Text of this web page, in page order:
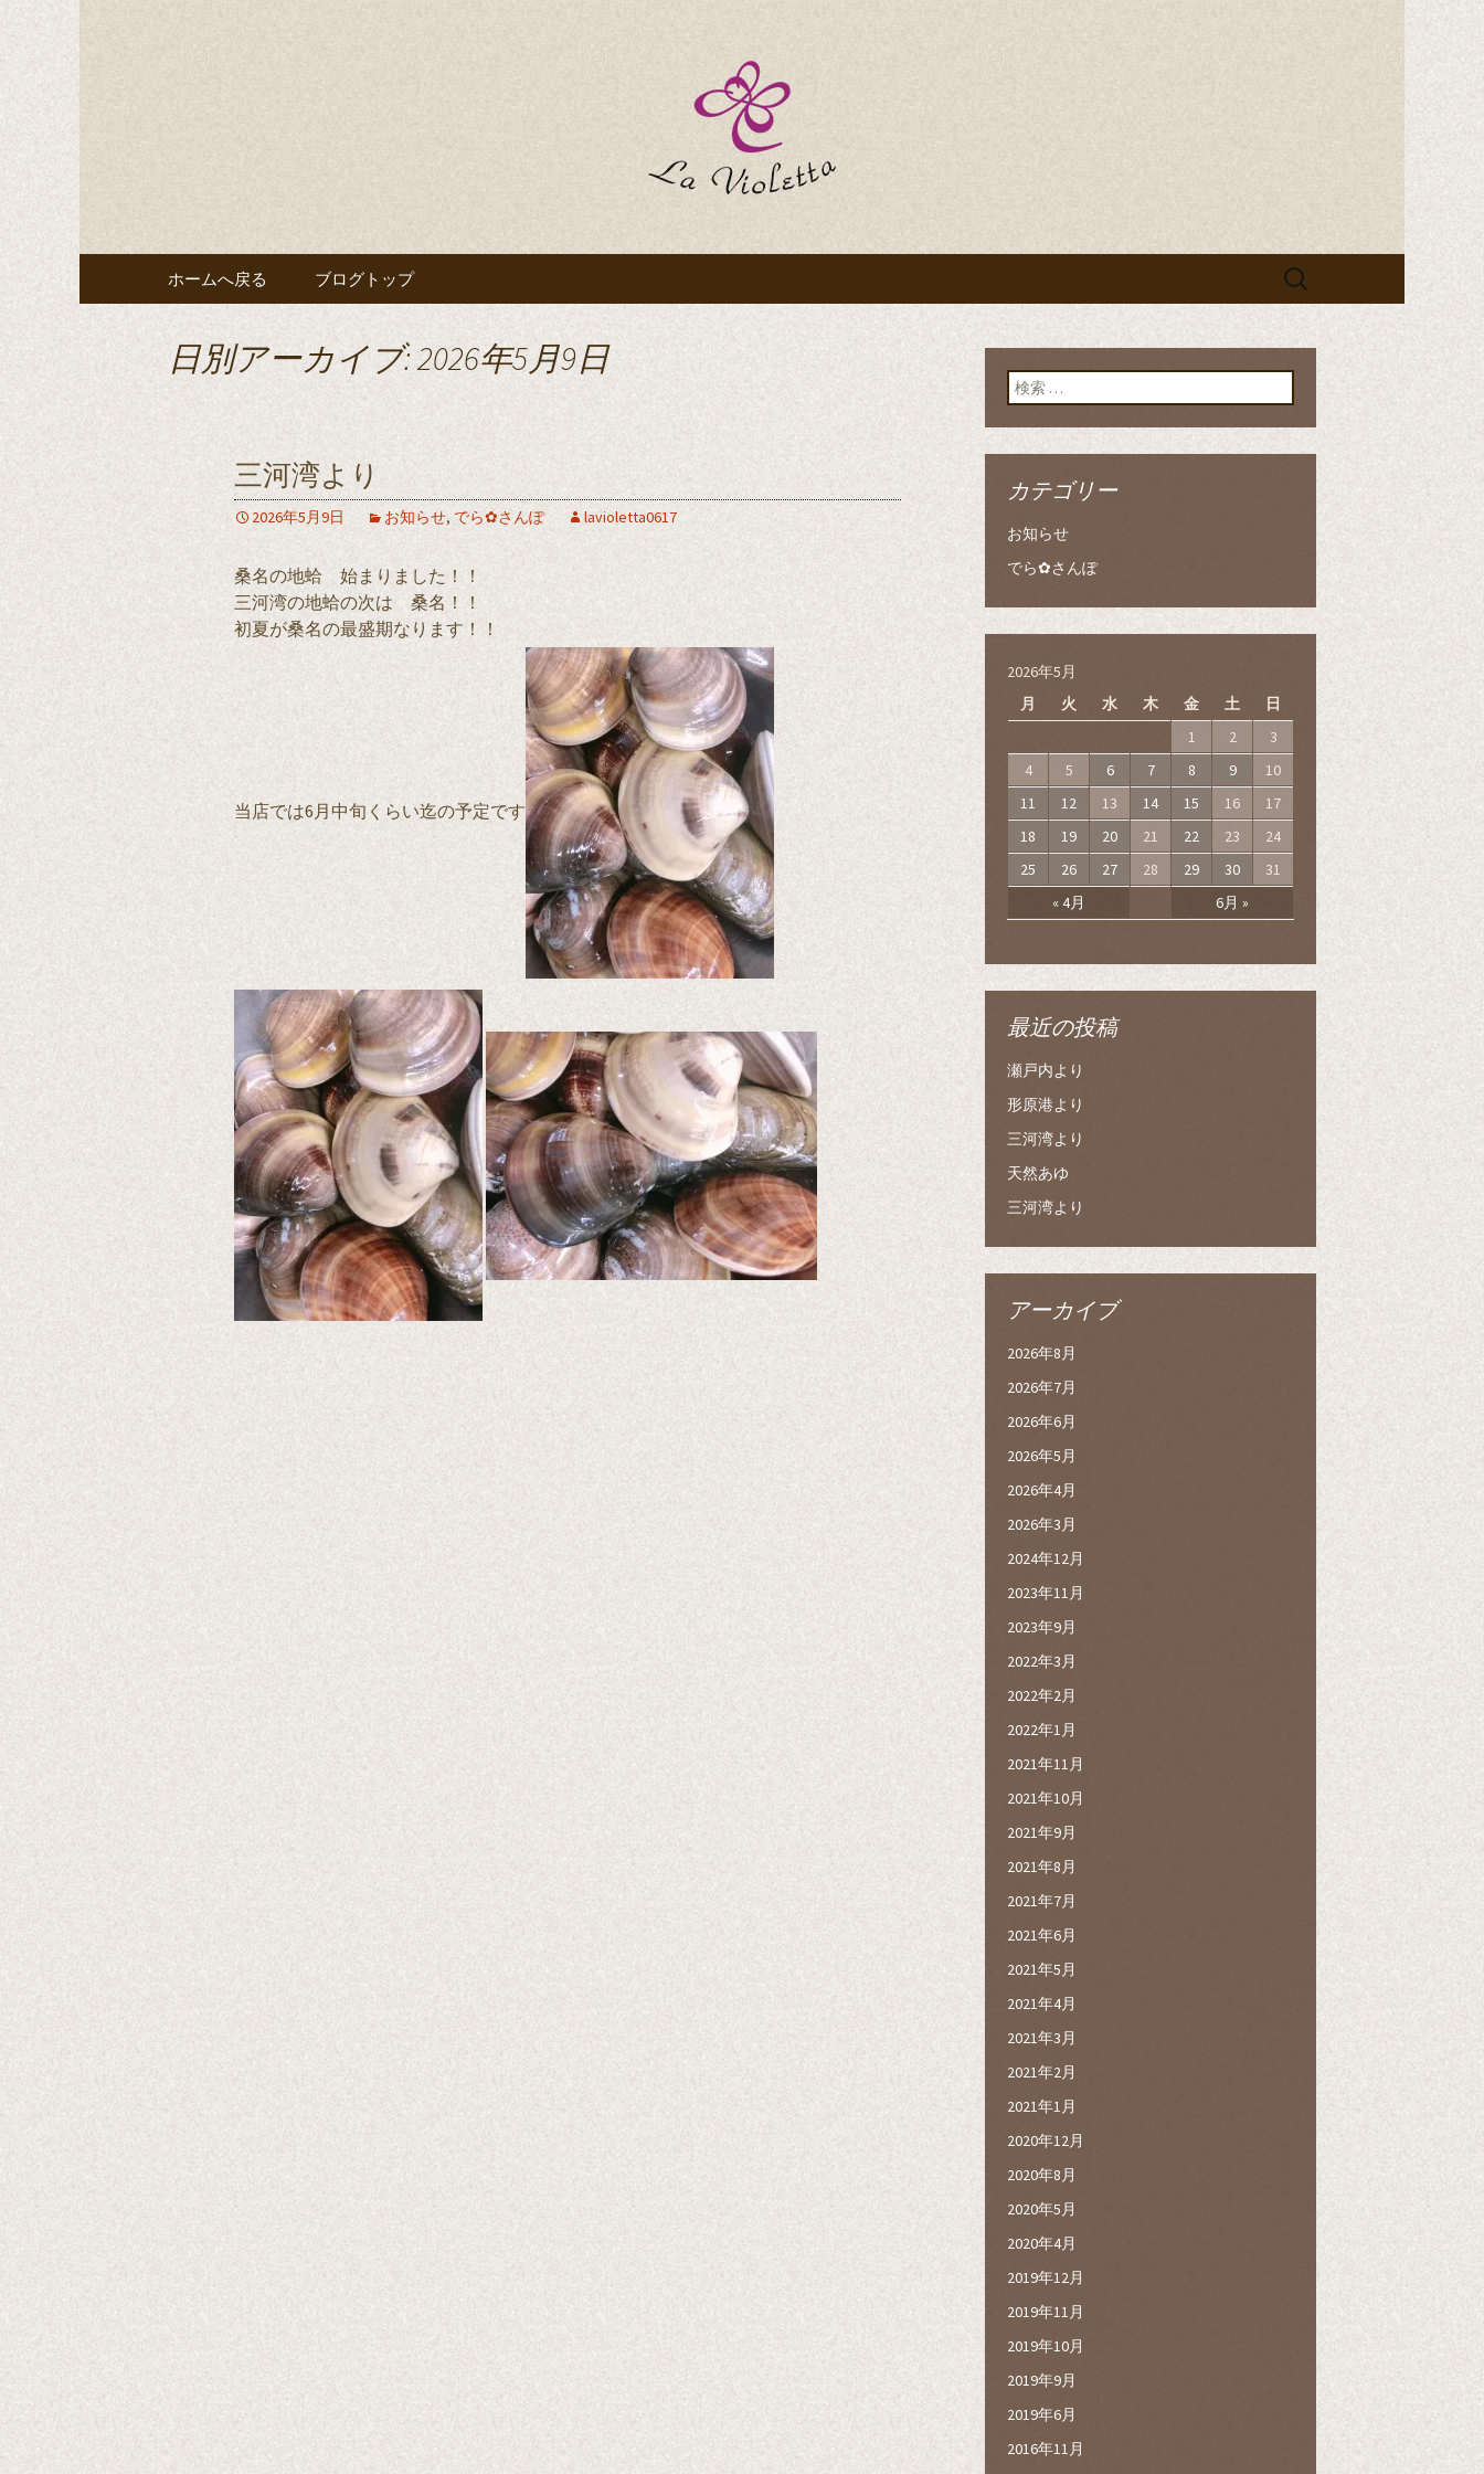
La Violettaのブログ
La Violettaのブログです
コンテンツへ移動
ホームへ戻る ブログトップ
検
日別アーカイブ: 2026年5月9日
三河湾より
2026年5月9日 お知らせ, でら✿さんぽ lavioletta0617
桑名の地蛤 始まりました！！
三河湾の地蛤の次は 桑名！！
初夏が桑名の最盛期なります！！
当店では6月中旬くらい迄の予定です
検索:
カテゴリー
お知らせ
でら✿さんぽ
2026年5月
月
火 水 木 金 土 日
« 4月 6月 »
1 2
3
4
5 6 7 8 9
10
11
12 13 14 15 16
17
18
19 20 21 22 23
24
25
26 27 28 29 30 31
最近の投稿
瀬戸内より
形原港より
三河湾より
天然あゆ
三河湾より
アーカイブ
2026年8月
2026年7月
2026年6月
2026年5月
2026年4月
2026年3月
2024年12月
2023年11月
2023年9月
2022年3月
2022年2月
2022年1月
2021年11月
2021年10月
2021年9月
2021年8月
2021年7月
2021年6月
2021年5月
2021年4月
2021年3月
2021年2月
2021年1月
2020年12月
2020年8月
2020年5月
2020年4月
2019年12月
2019年11月
2019年10月
2019年9月
2019年6月
2016年11月